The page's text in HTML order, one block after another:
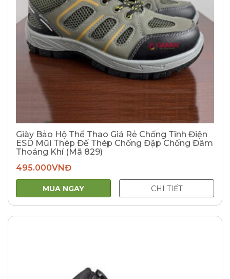
Giày Bảo Hộ Thể Thao Giá Rẻ Chống Tĩnh Điện
ESD Mũi Thép Đế Thép Chống Đập Chống Đâm
Thoáng Khí (Mã 829)
495.000VNĐ
MUA NGAY CHI TIẾT